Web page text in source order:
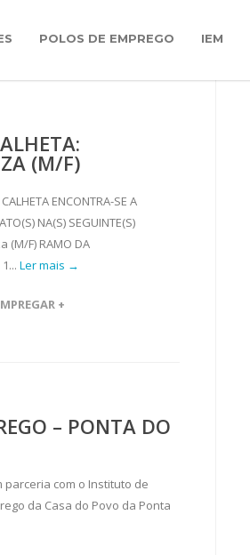
POLOS DE EMPREGO IEM
(M/F)
ENCONTRA-SE A
NA(S) SEGUINTE(S)
(M/F) RAMO DA
Ler mais →
+
– PONTA DO
com o Instituto de
da Casa do Povo da Ponta